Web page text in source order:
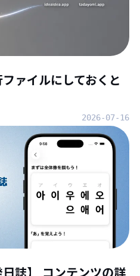
ァイルにしておくと
2026-07-16
日誌】 コンテンツの詳